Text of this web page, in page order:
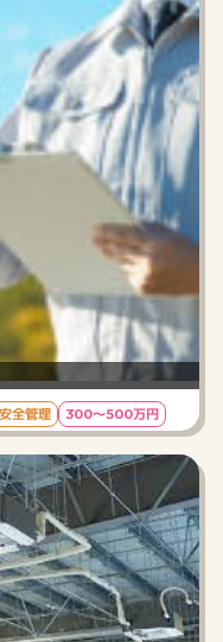
安全管理
300～500万円
工事がメインの施
円 ※経験・能力を考慮
）
装工事の施工管理）～